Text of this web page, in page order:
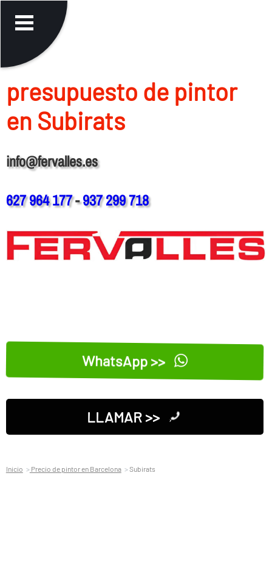
presupuesto de pintor
en Subirats
info@fervalles.es
627 964 177-937 299 718
WhatsApp >>
LLAMAR >>
Inicio Precio de pintor en Barcelona Subirats